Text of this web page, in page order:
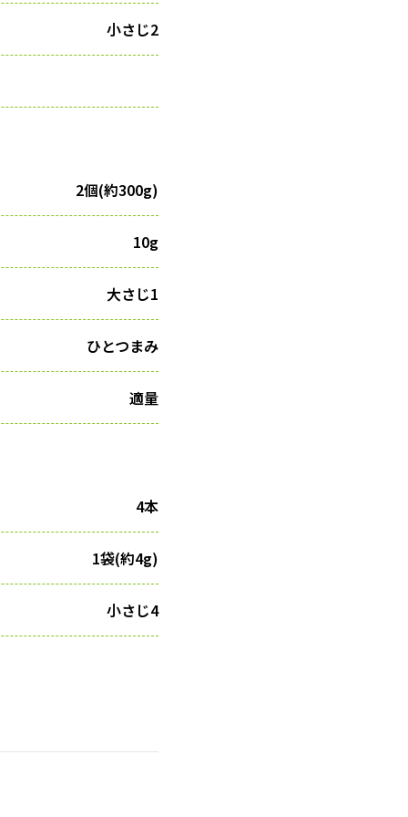
小さじ2
2個(約300g)
10g
大さじ1
ひとつまみ
適量
4本
1袋(約4g)
小さじ4